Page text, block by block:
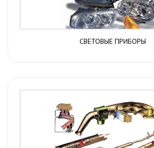
СВЕТОВЫЕ ПРИБОРЫ